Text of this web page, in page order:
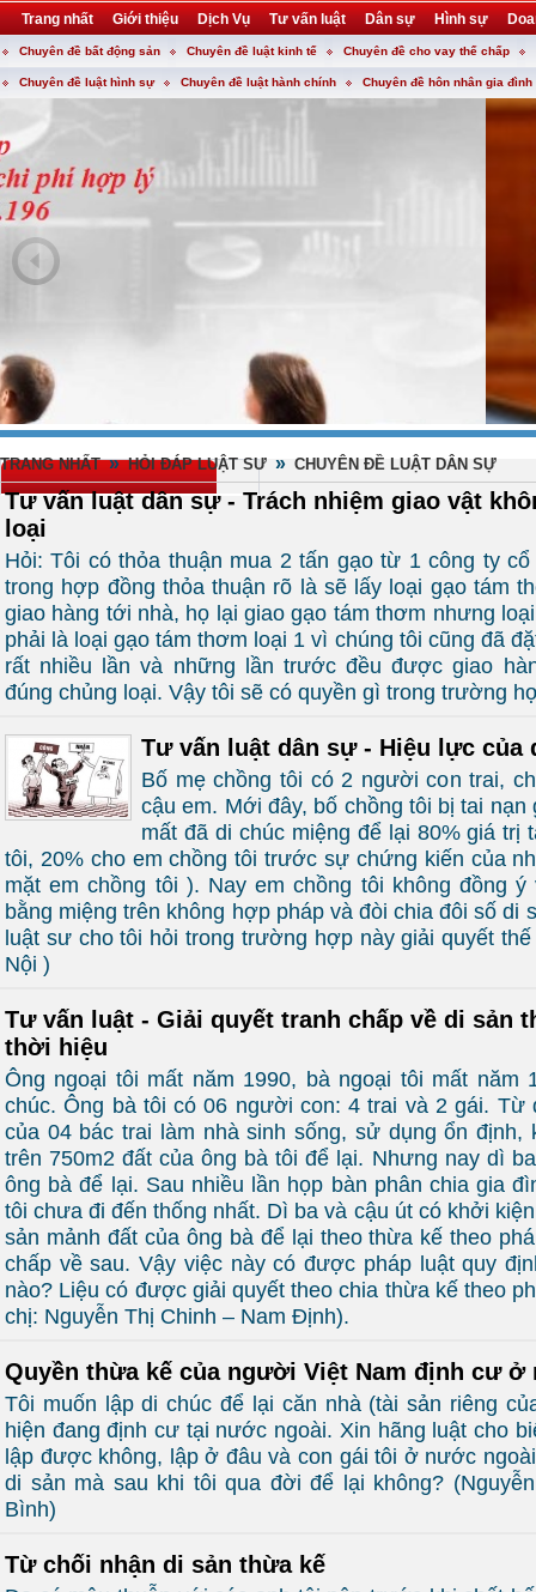
Trang nhất Giới thiệu Dịch Vụ Tư vấn luật Dân sự Hình sự
Khuyến mại Liên hệ forum utility
Chuyên đề bất động sản Chuyên đề luật kinh tế Chuyên đề cho vay thế chấp
Chuyên đề luật hình sự Chuyên đề luật hành chính Chuyên đề hôn nhân gia đình
TRANG NHẤT » HỎI ĐÁP LUẬT SƯ » CHUYÊN ĐỀ LUẬT DÂN SỰ
Tư vấn luật dân sự - Trách nhiệm giao vật
loại
Hỏi: Tôi có thỏa thuận mua 2 tấn gạo từ 1 công ty
trong hợp đồng thỏa thuận rõ là sẽ lấy loại gạo tám
giao hàng tới nhà, họ lại giao gạo tám thơm nhưng
phải là loại gạo tám thơm loại 1 vì chúng tôi cũng đã
rất nhiều lần và những lần trước đều được giao
đúng chủng loại. Vậy tôi sẽ có quyền gì trong trường
Tư vấn luật dân sự - Hiệu lực của
Bố mẹ chồng tôi có 2 người con trai,
cậu em. Mới đây, bố chồng tôi bị tai
mất đã di chúc miệng để lại 80% giá trị
tôi, 20% cho em chồng tôi trước sự chứng kiến của
mặt em chồng tôi ). Nay em chồng tôi không đồng
bằng miệng trên không hợp pháp và đòi chia đôi số di
luật sư cho tôi hỏi trong trường hợp này giải quyết
Nội )
Tư vấn luật - Giải quyết tranh chấp về di sản
thời hiệu
Ông ngoại tôi mất năm 1990, bà ngoại tôi mất năm
chúc. Ông bà tôi có 06 người con: 4 trai và 2 gái. Từ
của 04 bác trai làm nhà sinh sống, sử dụng ổn định,
trên 750m2 đất của ông bà tôi để lại. Nhưng nay dì
ông bà để lại. Sau nhiều lần họp bàn phân chia gia
tôi chưa đi đến thống nhất. Dì ba và cậu út có khởi
sản mảnh đất của ông bà để lại theo thừa kế theo
chấp về sau. Vậy việc này có được pháp luật quy
nào? Liệu có được giải quyết theo chia thừa kế theo
chị: Nguyễn Thị Chinh – Nam Định).
Quyền thừa kế của người Việt Nam định cư ở
Tôi muốn lập di chúc để lại căn nhà (tài sản riêng
hiện đang định cư tại nước ngoài. Xin hãng luật cho
lập được không, lập ở đâu và con gái tôi ở nước
di sản mà sau khi tôi qua đời để lại không?
Bình)
Từ chối nhận di sản thừa kế